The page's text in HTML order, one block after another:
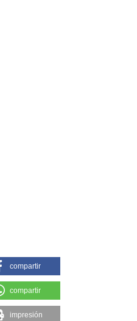
compartir
compartir
impresión